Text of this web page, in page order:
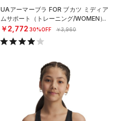
UAアーマーブラ FOR ブカツ ミディア
ムサポート（トレーニング/WOMEN）
￥2,772 30%OFF ￥3,960